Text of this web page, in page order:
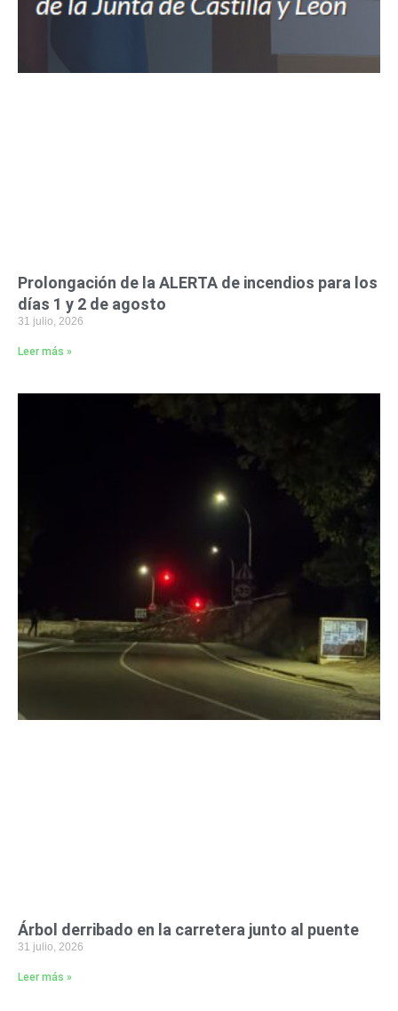
Prolongación de la ALERTA de incendios para los
días 1 y 2 de agosto
31 julio, 2026
Leer más »
Árbol derribado en la carretera junto al puente
31 julio, 2026
Leer más »